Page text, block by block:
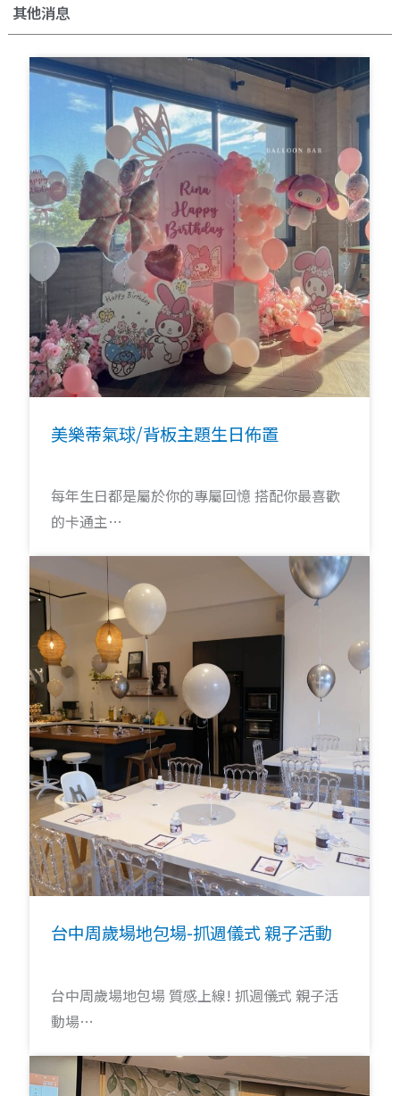
其他消息
美樂蒂氣球/背板主題生日佈置
每年生日都是屬於你的專屬回憶 搭配你最喜歡
的卡通主…
台中周歲場地包場-抓週儀式 親子活動
台中周歲場地包場 質感上線! 抓週儀式 親子活
動場…
PagePage